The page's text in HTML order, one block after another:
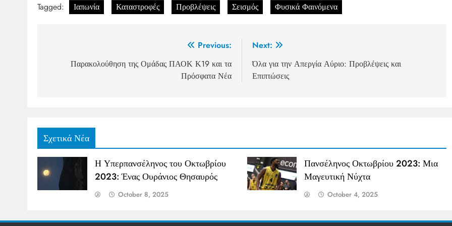
Tagged: Ιαπωνία Καταστροφές Προβλέψεις Σεισμός Φυσικά Φαινόμενα
navigation
Previous:
Παρακολούθηση της Ομάδας ΠΑΟΚ Κ19 και τα
Πρόσφατα Νέα
Next:
Όλα για την Απεργία Αύριο: Προβλέψεις και
Επιπτώσεις
Σχετικά Νέα
Η Υπερπανσέληνος του Οκτωβρίου
2023: Ένας Ουράνιος Θησαυρός
October 8, 2025
Πανσέληνος Οκτωβρίου 2023: Μια
Μαγευτική Νύχτα
October 4, 2025